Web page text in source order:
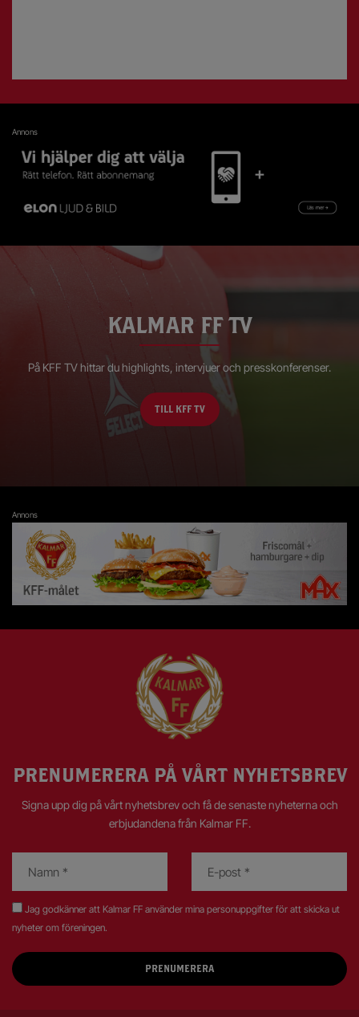
Annons
KALMAR FF TV
På KFF TV hittar du highlights, intervjuer och presskonferenser.
TILL KFF TV
Annons
PRENUMERERA PÅ VÅRT NYHETSBREV
Signa upp dig på vårt nyhetsbrev och få de senaste nyheterna och
erbjudandena från Kalmar FF.
Jag godkänner att Kalmar FF använder mina personuppgifter för att skicka ut
nyheter om föreningen.